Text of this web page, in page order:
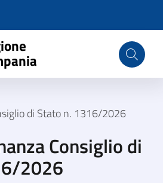
Campania
di Stato n. 1316/2026
Consiglio di
2026